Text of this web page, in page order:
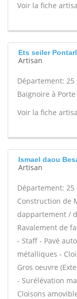
Voir la fiche
Ets seiler
Artisan
Département: 25
Baignoire à Porte
Voir la fiche
Ismael daou
Artisan
Département: 25
Construction de
dappartement /
Ravalement de
- Staff - Pavé
métalliques -
Gros oeuvre
- Surélévation
Cloisons